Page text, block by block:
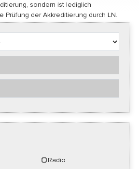
sondern ist lediglich
Prüfung der Akkreditierung durch LN.
Radio